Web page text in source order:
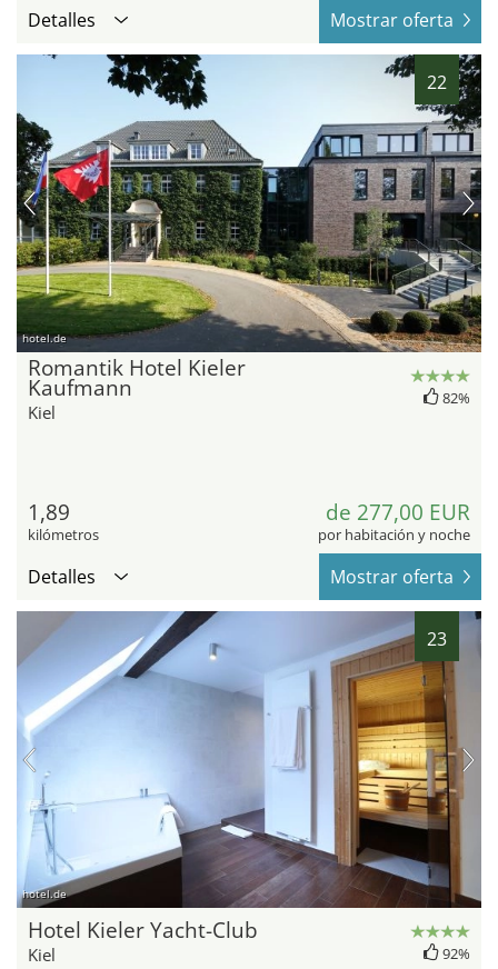
Detalles Mostrar oferta
22
hotel.de
Romantik Hotel Kieler
Kaufmann
Kiel
82%
1,89
kilómetros
de 277,00 EUR
por habitación y noche
Detalles Mostrar oferta
23
hotel.de
Hotel Kieler Yacht-Club
Kiel 92%